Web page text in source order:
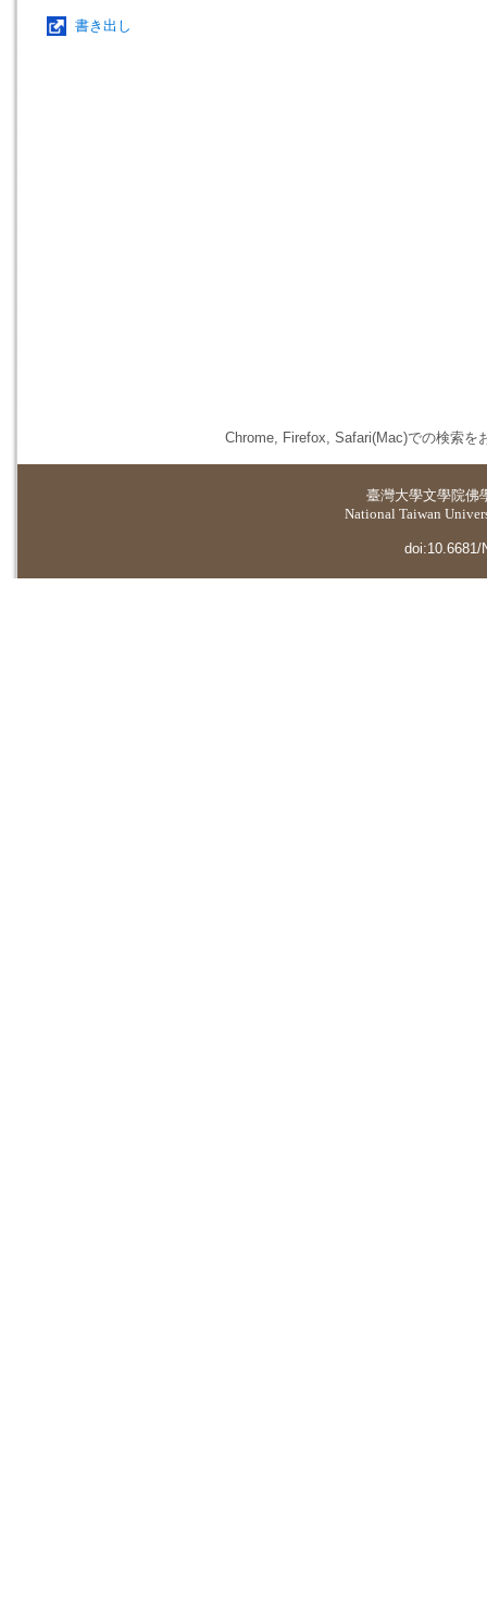
書き出し
Chrome, Firefox, Safari(Mac)での検索を
臺灣大學文學院佛
National Taiwan
doi:10.6681/